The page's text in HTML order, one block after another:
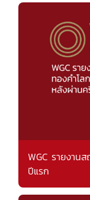
WGC รายงาน
ปีแรก